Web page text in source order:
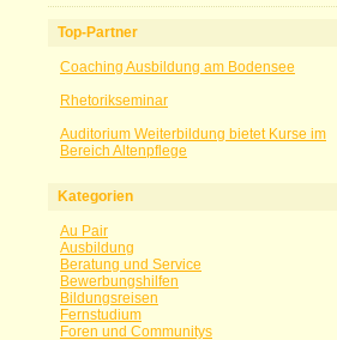
Top-Partner
Coaching Ausbildung am Bodensee
Rhetorikseminar
Auditorium Weiterbildung bietet Kurse im
Bereich Altenpflege
Kategorien
Au Pair
Ausbildung
Beratung und Service
Bewerbungshilfen
Bildungsreisen
Fernstudium
Foren und Communitys